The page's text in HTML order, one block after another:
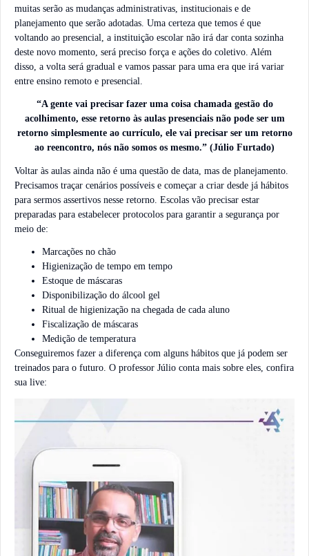
muitas serão as mudanças administrativas, institucionais e de
planejamento que serão adotadas. Uma certeza que temos é que
voltando ao presencial, a instituição escolar não irá dar conta sozinha
deste novo momento, será preciso força e ações do coletivo. Além
disso, a volta será gradual e vamos passar para uma era que irá variar
entre ensino remoto e presencial.
“A gente vai precisar fazer uma coisa chamada gestão do
acolhimento, esse retorno às aulas presenciais não pode ser um
retorno simplesmente ao currículo, ele vai precisar ser um retorno
ao reencontro, nós não somos os mesmo.” (Júlio Furtado)
Voltar às aulas ainda não é uma questão de data, mas de planejamento.
Precisamos traçar cenários possíveis e começar a criar desde já hábitos
para sermos assertivos nesse retorno. Escolas vão precisar estar
preparadas para estabelecer protocolos para garantir a segurança por
meio de:
Marcações no chão
Higienização de tempo em tempo
Estoque de máscaras
Disponibilização do álcool gel
Ritual de higienização na chegada de cada aluno
Fiscalização de máscaras
Medição de temperatura
Conseguiremos fazer a diferença com alguns hábitos que já podem ser
treinados para o futuro. O professor Júlio conta mais sobre eles, confira
sua live: